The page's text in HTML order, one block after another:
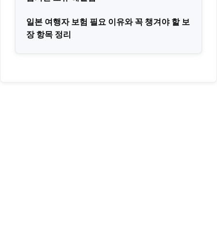
일본 여행자 보험 필요 이유와 꼭 챙겨야 할 보
장 항목 정리